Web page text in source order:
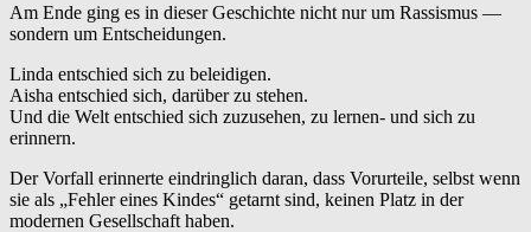
Am Ende ging es in dieser Geschichte nicht nur um Rassismus —
sondern um Entscheidungen.
Linda entschied sich zu beleidigen.
Aisha entschied sich, darüber zu stehen.
Und die Welt entschied sich zuzusehen, zu lernen- und sich zu
erinnern.
Der Vorfall erinnerte eindringlich daran, dass Vorurteile, selbst wenn
sie als „Fehler eines Kindes“ getarnt sind, keinen Platz in der
modernen Gesellschaft haben.